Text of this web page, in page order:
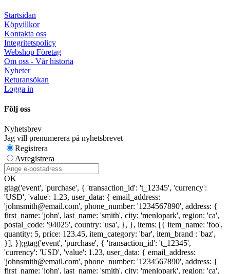
Startsidan
Köpvillkor
Kontakta oss
Integritetspolicy
Webshop Företag
Om oss - Vår historia
Nyheter
Returansökan
Logga in
Följ oss
Nyhetsbrev
Jag vill prenumerera på nyhetsbrevet
Registrera
Avregistrera
OK
gtag('event', 'purchase', { 'transaction_id': 't_12345', 'currency':
'USD', 'value': 1.23, user_data: { email_address:
'johnsmith@email.com', phone_number: '1234567890', address: {
first_name: 'john', last_name: 'smith', city: 'menlopark', region: 'ca',
postal_code: '94025', country: 'usa', }, }, items: [{ item_name: 'foo',
quantity: 5, price: 123.45, item_category: 'bar', item_brand : 'baz',
}], });gtag('event', 'purchase', { 'transaction_id': 't_12345',
'currency': 'USD', 'value': 1.23, user_data: { email_address:
'johnsmith@email.com', phone_number: '1234567890', address: {
first_name: 'john', last_name: 'smith', city: 'menlopark', region: 'ca',